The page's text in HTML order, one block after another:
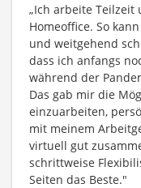
„Ich arbeite
Homeoffice. So
und weitgehend
dass ich anfangs
während der
Das gab mir die
einzuarbeiten,
mit meinem
virtuell gut
schrittweise
Seiten das Beste."